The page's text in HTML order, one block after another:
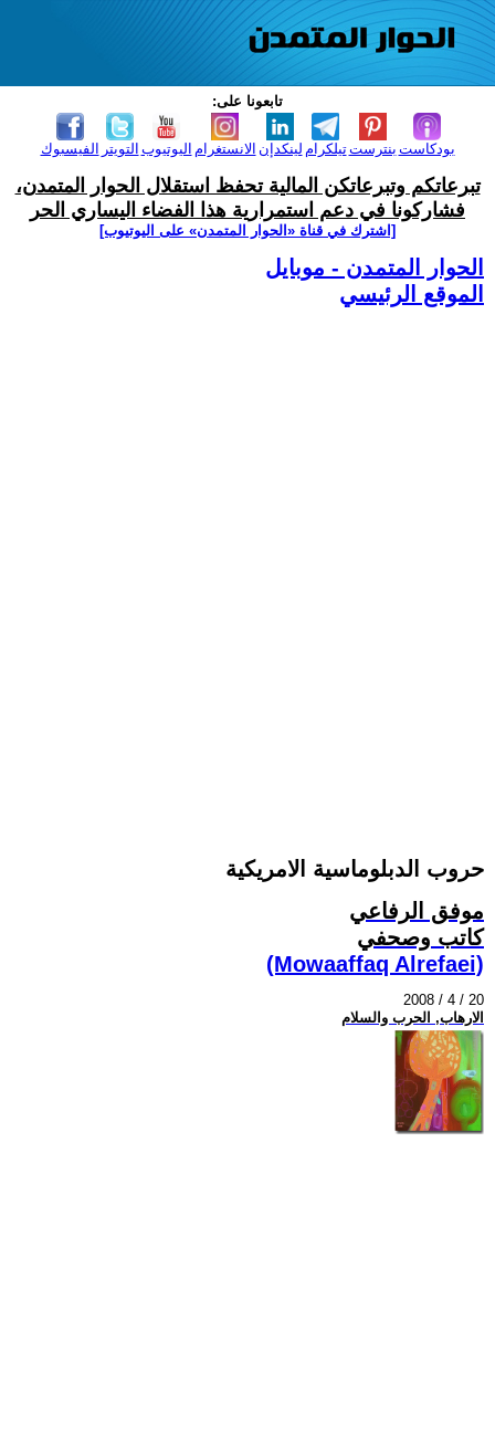
تابعونا على:
الفيسبوك التويتر اليوتيوب الانستغرام لينكدإن تيلكرامبنترست بودكاست
تبرعاتكم وتبرعاتكن المالية تحفظ استقلال الحوار المتمدن،
فشاركونا في دعم استمرارية هذا الفضاء اليساري الحر
[اشترك في قناة ‫«الحوار المتمدن» على اليوتيوب]
الحوار المتمدن - موبايل
الموقع الرئيسي
حروب الدبلوماسية الامريكية
موفق الرفاعي
كاتب وصحفي
(Mowaaffaq Alrefaei)
2008 / 4 / 20
الارهاب, الحرب والسلام